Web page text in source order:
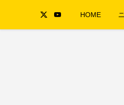
HOME